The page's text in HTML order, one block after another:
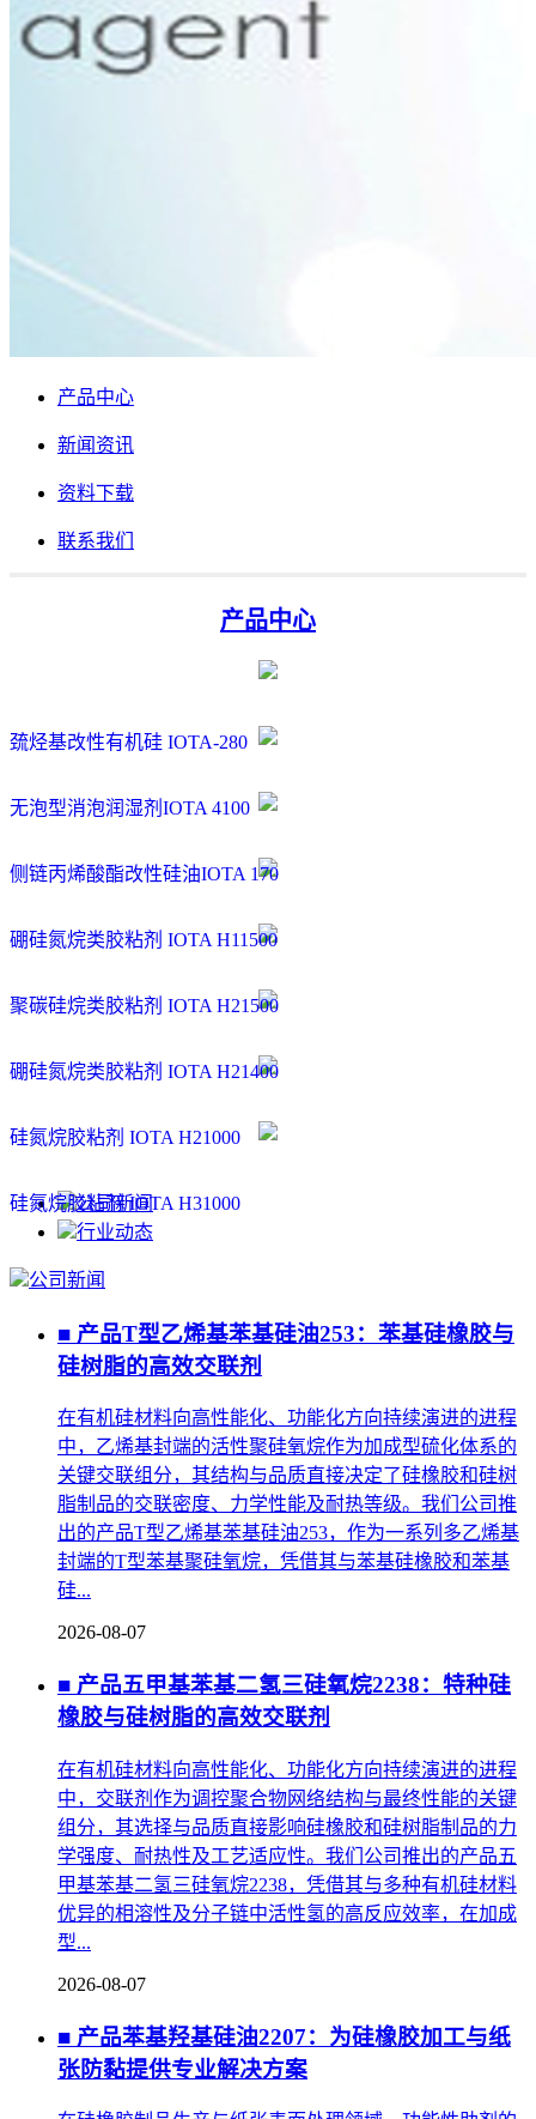
产品中心
新闻资讯
资料下载
联系我们
产品中心
巯烃基改性有机硅 IOTA-280
无泡型消泡润湿剂IOTA 4100
侧链丙烯酸酯改性硅油IOTA 170
硼硅氮烷类胶粘剂 IOTA H11500
聚碳硅烷类胶粘剂 IOTA H21500
硼硅氮烷类胶粘剂 IOTA H21400
硅氮烷胶粘剂 IOTA H21000
硅氮烷胶粘剂 IOTA H31000
公司新闻
行业动态
公司新闻
■ 产品T型乙烯基苯基硅油253：苯基硅橡胶与
硅树脂的高效交联剂
在有机硅材料向高性能化、功能化方向持续演进的进程
中，乙烯基封端的活性聚硅氧烷作为加成型硫化体系的
关键交联组分，其结构与品质直接决定了硅橡胶和硅树
脂制品的交联密度、力学性能及耐热等级。我们公司推
出的产品T型乙烯基苯基硅油253，作为一系列多乙烯基
封端的T型苯基聚硅氧烷，凭借其与苯基硅橡胶和苯基
硅...
2026-08-07
■ 产品五甲基苯基二氢三硅氧烷2238：特种硅
橡胶与硅树脂的高效交联剂
在有机硅材料向高性能化、功能化方向持续演进的进程
中，交联剂作为调控聚合物网络结构与最终性能的关键
组分，其选择与品质直接影响硅橡胶和硅树脂制品的力
学强度、耐热性及工艺适应性。我们公司推出的产品五
甲基苯基二氢三硅氧烷2238，凭借其与多种有机硅材料
优异的相溶性及分子链中活性氢的高反应效率，在加成
型...
2026-08-07
■ 产品苯基羟基硅油2207：为硅橡胶加工与纸
张防黏提供专业解决方案